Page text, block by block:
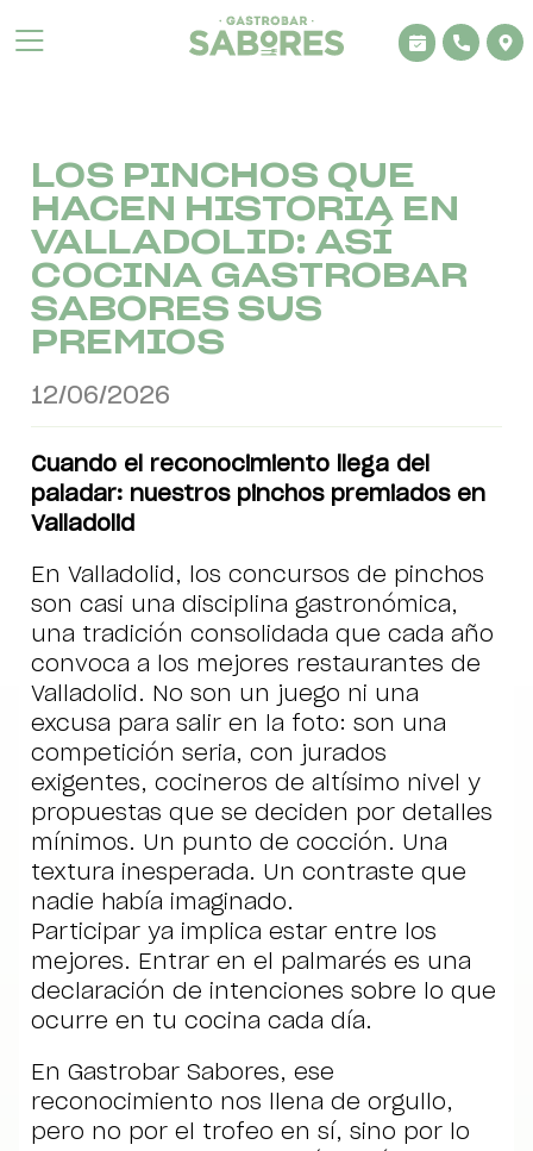
LOS PINCHOS QUE
HACEN HISTORIA EN
VALLADOLID: ASÍ
COCINA GASTROBAR
SABORES SUS
PREMIOS
12/06/2026
Cuando el reconocimiento llega del
paladar: nuestros pinchos premiados en
Valladolid
En Valladolid, los concursos de pinchos
son casi una disciplina gastronómica,
una tradición consolidada que cada año
convoca a los mejores restaurantes de
Valladolid. No son un juego ni una
excusa para salir en la foto: son una
competición seria, con jurados
exigentes, cocineros de altísimo nivel y
propuestas que se deciden por detalles
mínimos. Un punto de cocción. Una
textura inesperada. Un contraste que
nadie había imaginado.
Participar ya implica estar entre los
mejores. Entrar en el palmarés es una
declaración de intenciones sobre lo que
ocurre en tu cocina cada día.
En Gastrobar Sabores, ese
reconocimiento nos llena de orgullo,
pero no por el trofeo en sí, sino por lo
Política de privacidad
Condiciones de venta
Cookies